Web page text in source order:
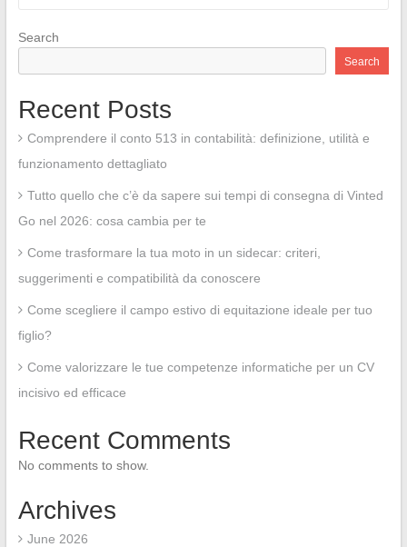
Search
Search
Recent Posts
Comprendere il conto 513 in contabilità: definizione, utilità e
funzionamento dettagliato
Tutto quello che c’è da sapere sui tempi di consegna di Vinted
Go nel 2026: cosa cambia per te
Come trasformare la tua moto in un sidecar: criteri,
suggerimenti e compatibilità da conoscere
Come scegliere il campo estivo di equitazione ideale per tuo
figlio?
Come valorizzare le tue competenze informatiche per un CV
incisivo ed efficace
Recent Comments
No comments to show.
Archives
June 2026